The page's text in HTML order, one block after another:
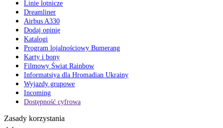
Linie lotnicze
Dreamliner
Airbus A330
Dodaj opinię
Katalogi
Program lojalnościowy Bumerang
Karty i bony
Filmowy Świat Rainbow
Informatsiya dla Hromadian Ukrainy
Wyjazdy grupowe
Incoming
Dostępność cyfrowa
Zasady korzystania